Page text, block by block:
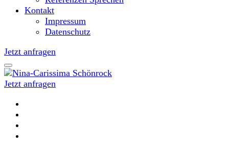
Kontakt
Impressum
Datenschutz
Jetzt anfragen
Nina-Carissima Schönrock
Jetzt anfragen